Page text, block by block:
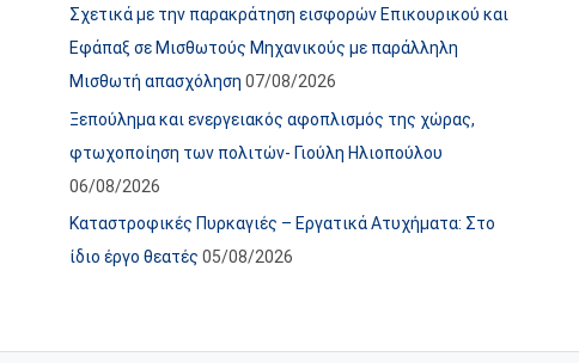
ή
σ
ε
ω
ν
ρ
ω
ν
ι
σ
τ
ο
χ
ο
Σχετικά με την παρακράτηση εισφορών Επικουρικού και
Εφάπαξ σε Μισθωτούς Μηχανικούς με παράλληλη
Μισθωτή απασχόληση 07/08/2026
Ξεπούλημα και ενεργειακός αφοπλισμός της χώρας,
φτωχοποίηση των πολιτών- Γιούλη Ηλιοπούλου
06/08/2026
Καταστροφικές Πυρκαγιές – Εργατικά Ατυχήματα: Στο
ίδιο έργο θεατές 05/08/2026